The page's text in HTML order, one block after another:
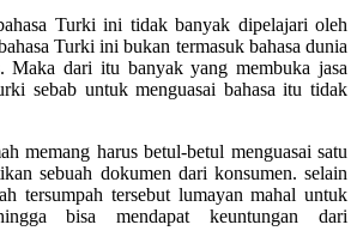
Turki ini tidak banyak dipelajari oleh
Turki ini bukan termasuk bahasa dunia
Maka dari itu banyak yang membuka jasa
sebab untuk menguasai bahasa itu tidak
memang harus betul-betul menguasai satu
sebuah dokumen dari konsumen. selain
tersumpah tersebut lumayan mahal untuk
bisa mendapat keuntungan dari